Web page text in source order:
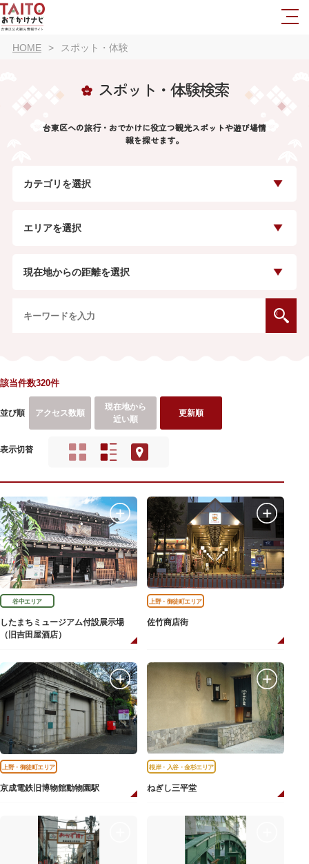
HOME スポット・体験
スポット・体験検索
台東区への旅行・おでかけに役立つ観光スポットや遊び場情
報を探せます。
カテゴリを選択
エリアを選択
現在地からの距離を選択
該当件数320件
並び順 アクセス数順
現在地から
近い順
更新順
表示切替
谷中エリア
したまちミュージアム付設展示場
（旧吉田屋酒店）
上野・御徒町エリア
佐竹商店街
上野・御徒町エリア
京成電鉄旧博物館動物園駅
根岸・入谷・金杉エリア
ねぎし三平堂